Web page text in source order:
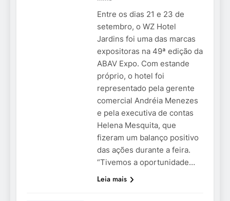
Entre os dias 21 e 23 de
setembro, o WZ Hotel
Jardins foi uma das marcas
expositoras na 49ª edição da
ABAV Expo. Com estande
próprio, o hotel foi
representado pela gerente
comercial Andréia Menezes
e pela executiva de contas
Helena Mesquita, que
fizeram um balanço positivo
das ações durante a feira.
“Tivemos a oportunidade…
Leia mais